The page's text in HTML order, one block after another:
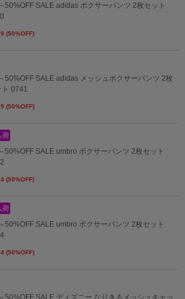
50%OFF SALE adidas ボクサーパンツ 2枚セット
(50%OFF)
50%OFF SALE adidas メッシュボクサーパンツ 2枚
ト 0741
(50%OFF)
50%OFF SALE umbro ボクサーパンツ 2枚セット
(50%OFF)
50%OFF SALE umbro ボクサーパンツ 2枚セット
(50%OFF)
50%OFF SALE ディズニー なりきるメッシュキャッ